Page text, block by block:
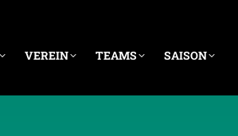
VEREIN TEAMS SAISON